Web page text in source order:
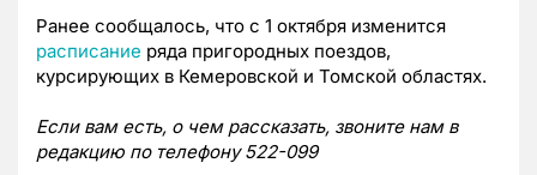
Ранее сообщалось, что с 1 октября изменится
расписание ряда пригородных поездов,
курсирующих в Кемеровской и Томской областях.
Если вам есть, о чем рассказать, звоните нам в
редакцию по телефону 522-099